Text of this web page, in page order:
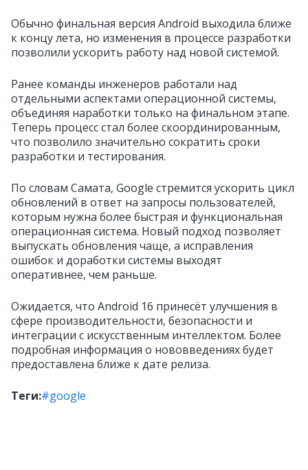
Обычно финальная версия Android выходила ближе
к концу лета, но изменения в процессе разработки
позволили ускорить работу над новой системой.
Ранее команды инженеров работали над
отдельными аспектами операционной системы,
объединяя наработки только на финальном этапе.
Теперь процесс стал более скоординированным,
что позволило значительно сократить сроки
разработки и тестирования.
По словам Самата, Google стремится ускорить цикл
обновлений в ответ на запросы пользователей,
которым нужна более быстрая и функциональная
операционная система. Новый подход позволяет
выпускать обновления чаще, а исправления
ошибок и доработки системы выходят
оперативнее, чем раньше.
Ожидается, что Android 16 принесёт улучшения в
сфере производительности, безопасности и
интеграции с искусственным интеллектом. Более
подробная информация о нововведениях будет
предоставлена ближе к дате релиза.
Теги:#google